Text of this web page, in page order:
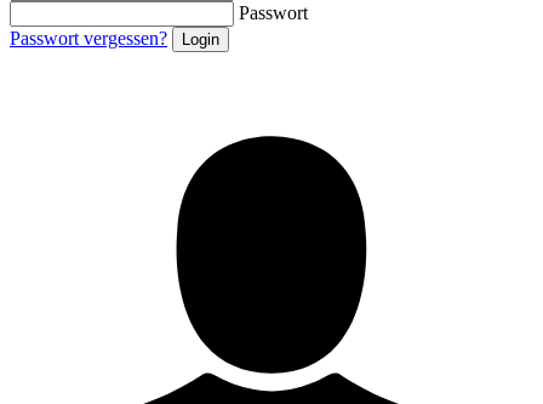
Passwort
Passwort vergessen?